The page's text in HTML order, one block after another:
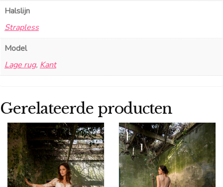
Halslijn
Strapless
Model
Lage rug, Kant
Gerelateerde producten